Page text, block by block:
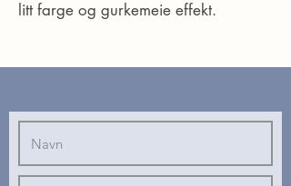
litt farge og gurkemeie effekt.